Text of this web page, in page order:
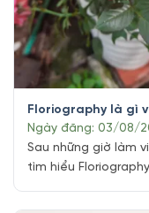
Floriography là gì
Ngày đăng: 03/08/
Sau những giờ làm
tìm hiểu
nhà hay văn phòng.